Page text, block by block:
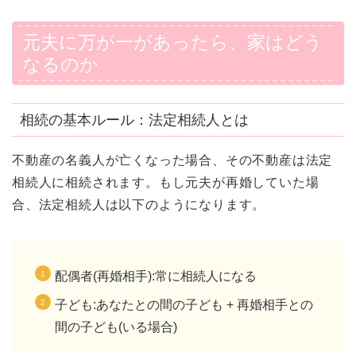
元夫に万が一があったら、家はどう
なるのか
相続の基本ルール：法定相続人とは
不動産の名義人が亡くなった場合、その不動産は法定
相続人に相続されます。もし元夫が再婚していた場
合、法定相続人は以下のようになります。
配偶者(再婚相手):常に相続人になる
子ども:あなたとの間の子ども + 再婚相手との
間の子ども(いる場合)